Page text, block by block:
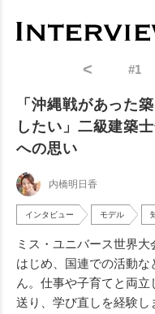
< #1
「沖縄戦があった
したい」二級建築
への思い
内橋明日香
インタビュー モデル
ミス・ユニバース世界
はじめ、国連での活動な
ん。仕事や子育てと両
送り、学び直しを経験し